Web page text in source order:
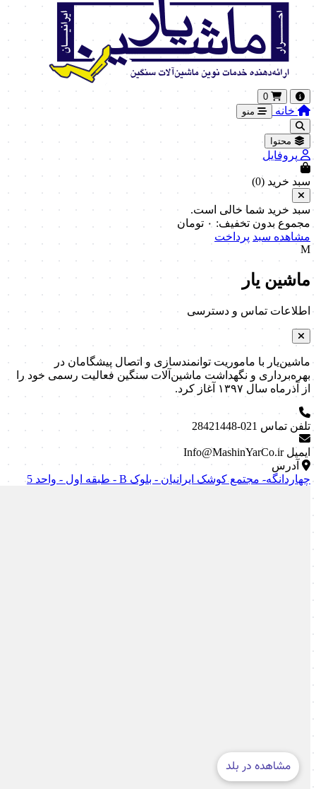
0
خانه منو
محتوا
پروفایل
سبد خرید (0
)
سبد خرید شما خالی است.
مجموع بدون تخفیف: ۰ تومان
مشاهده سبد پرداخت
M
ماشین یار
اطلاعات تماس و دسترسی
ماشین‌یار با ماموریت توانمندسازی و اتصال پیشگامان در
بهره‌برداری و نگهداشت ماشین‌آلات سنگین فعالیت رسمی خود را
از آذرماه سال ۱۳۹۷ آغاز کرد.
تلفن تماس 021-28421448
ایمیل Info@MashinYarCo.ir
آدرس
چهاردانگه- مجتمع کوشک ایرانیان - بلوک B - طبقه اول - واحد 5